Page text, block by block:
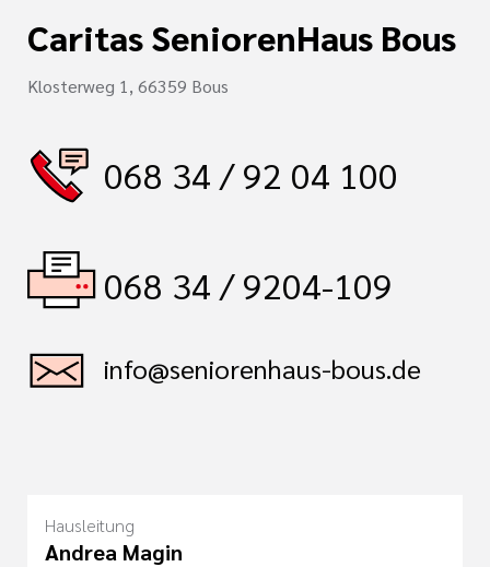
Caritas SeniorenHaus Bous
Klosterweg 1, 66359 Bous
068 34 / 92 04 100
068 34 / 9204-109
info@seniorenhaus-bous.de
Hausleitung
Andrea Magin